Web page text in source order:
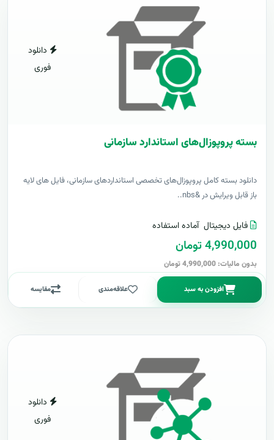
دانلود
فوری
بسته پروپوزال‌های استاندارد سازمانی
دانلود بسته کامل پروپوزال‌های تخصصی استانداردهای سازمانی، فایل های لایه
باز قابل ویرایش در &nbs..
فایل دیجیتال آماده استفاده
4,990,000 تومان
بدون مالیات: 4,990,000 تومان
افزودن به سبد علاقه‌مندی مقایسه
دانلود
فوری